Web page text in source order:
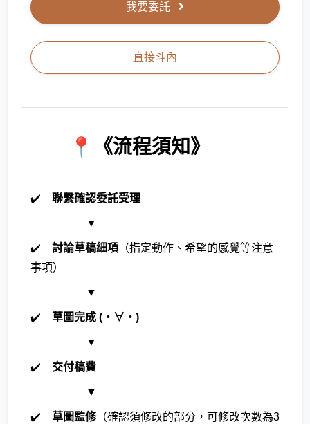
我要委託
直接斗內
📍《流程須知》
✔️ 聯繫確認委託受理
▼
✔️ 討論草稿細項 （指定動作、希望的感覺等注意
事項）
▼
✔️ 草圖完成 (・∀・)
▼
✔️ 交付稿費
▼
✔️ 草圖監修（確認須修改的部分，可修改次數為3